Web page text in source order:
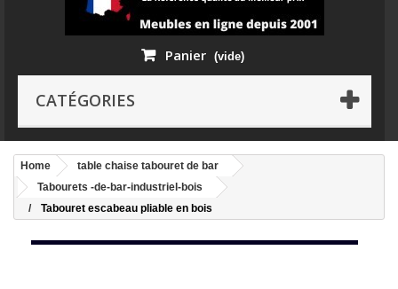
Panier (vide)
CATÉGORIES
Home
table chaise tabouret de bar
Tabourets -de-bar-industriel-bois
Tabouret escabeau pliable en bois